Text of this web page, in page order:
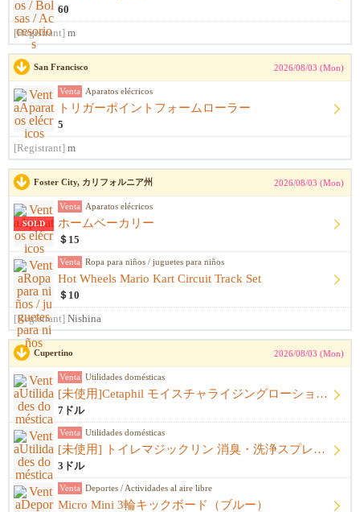
60
[Registrant] m
San Francisco 2026/08/03 (Mon)
Venta Aparatos elécricos
トリガーポイントフォームローラー
5
[Registrant] m
Foster City, カリフォルニア州 2026/08/03 (Mon)
SOLD
Venta Aparatos elécricos
ホームベーカリー
＄15
Venta Ropa para niños / juguetes para niños
Hot Wheels Mario Kart Circuit Track Set
＄10
[Registrant] Nishina
Cupertino 2026/08/03 (Mon)
Venta Utilidades domésticas
[未使用]Cetaphil モイスチャライジングローション（591mL）
7ドル
Venta Utilidades domésticas
[未使用] トイレマジックリン 消臭・洗浄スプレー 詰め替え用（300mL）
3ドル
Venta Deportes / Actividades al aire libre
Micro Mini 3輪キックボード（ブルー）